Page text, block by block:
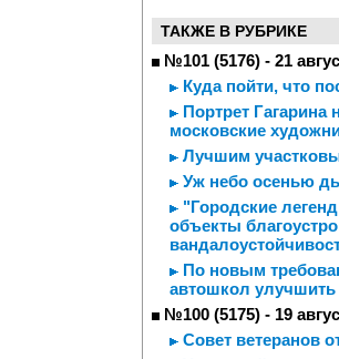
ТАКЖЕ В РУБРИКЕ
№101 (5176) - 21
Куда пойти, что
Портрет Гагарина
московские
Лучшим
Уж небо осенью
"Городские
объекты
По новым
автошкол улучшить
№100 (5175) - 19
Совет ветеранов